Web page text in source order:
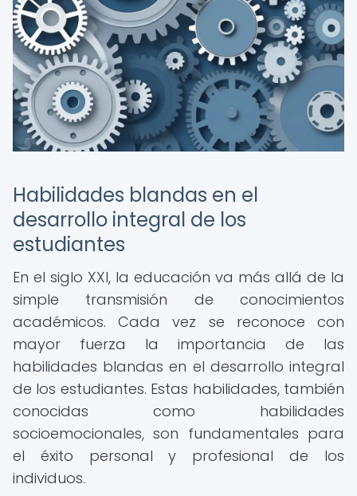
Habilidades blandas en el
desarrollo integral de los
estudiantes
En el siglo XXI, la educación va más allá de la
simple transmisión de conocimientos
académicos. Cada vez se reconoce con
mayor fuerza la importancia de las
habilidades blandas en el desarrollo integral
de los estudiantes. Estas habilidades, también
conocidas como habilidades
socioemocionales, son fundamentales para
el éxito personal y profesional de los
individuos.